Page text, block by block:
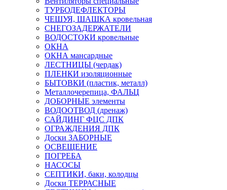
ТУРБОДЕФЛЕКТОРЫ
ЧЕШУЯ, ШАШКА кровельная
СНЕГОЗАДЕРЖАТЕЛИ
ВОДОСТОКИ кровельные
ОКНА
ОКНА мансардные
ЛЕСТНИЦЫ (чердак)
ПЛЕНКИ изоляционные
БЫТОВКИ (пластик, металл)
Металлочерепица, ФАЛЬЦ
ДОБОРНЫЕ элементы
ВОДООТВОД (дренаж)
САЙДИНГ ФЦС ДПК
ОГРАЖДЕНИЯ ДПК
Доски ЗАБОРНЫЕ
ОСВЕЩЕНИЕ
ПОГРЕБА
НАСОСЫ
СЕПТИКИ, баки, колодцы
Доски ТЕРРАСНЫЕ